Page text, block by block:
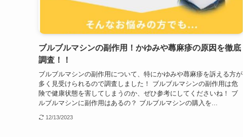
ブルブルマシンの副作用！かゆみや蕁麻疹の原因を徹底
調査！！
ブルブルマシンの副作用について、特にかゆみや蕁麻疹を訴える方が
多く見受けられるので調査しました！ ブルブルマシンの副作用は危
険で健康状態を害してしまうのか、ぜひ参考にしてくださいね！ ブ
ルブルマシンに副作用はあるの？ ブルブルマシンの購入を...
12/13/2023